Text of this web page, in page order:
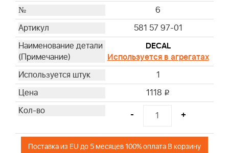
6
581 57 97-01
DECAL
Используется в агрегатах
1
1118 i
- +
Поставка из EU до 5 месяцев 100% оплата В корзину